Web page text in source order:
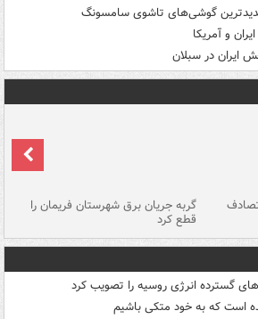
گوشی‌های تاشوی سامسونگ
و آمریکا
ایران در سبلان
تصادف گربه جریان برق شهرستان فریمان را
قطع کرد
گسترده انرژی روسیه را تصویب کرد
است که به خود متکی باشیم